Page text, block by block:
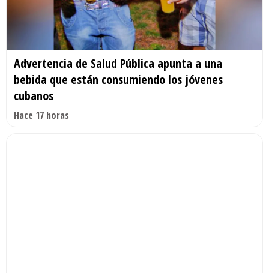
Advertencia de Salud Pública apunta a una
bebida que están consumiendo los jóvenes
cubanos
Hace 17 horas